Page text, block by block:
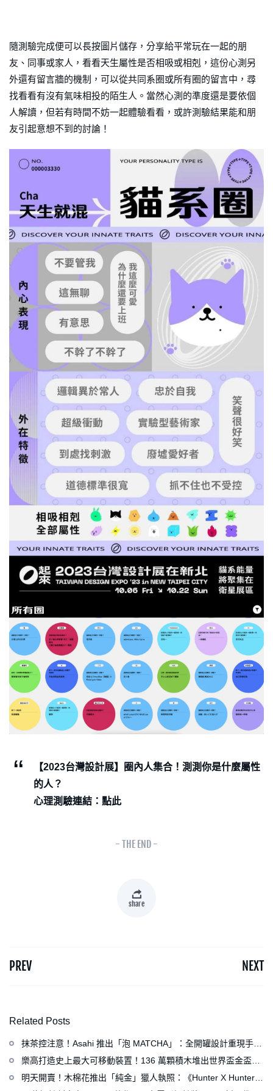
隨測驗完成便可以長按圖片儲存，分享給平常玩在一起的朋
友、同事或家人，看看天生屬性是否相吸或相剋，這份心測另
外還有留言牆的機制，可以從共同系圈或所有圈的留言中，尋
找看看有沒有氣味相投的陌生人。當然心測的準度還是要依個
人解讀，但若有時間不妨一起體驗看看，或許測驗結果能和朋
友引起意想不到的討論！
【2023台灣設計展】圈內人集合！測測你是什麼屬性
的人？
心理測驗連結：點此
- THE END -
share
PREV NEXT
Related Posts
抹茶控注意！Asahi 推出「泡 MATCHA」：全開罐設計重現手打
泡感，拿鐵、可爾必思等新品同步亮相
樂高打造史上最大可移動裝置！136 萬顆積木堆出世界盃金盃，
梅西、姆巴佩、C 羅化身樂高人偶
明天開賣！木棉花推出「純金」獵人執照：《Hunter X Hunter》